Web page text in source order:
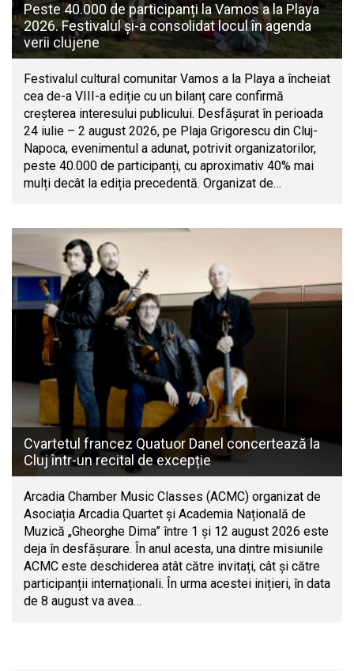
Peste 40.000 de participanți la Vamos a la Playa
2026. Festivalul și-a consolidat locul în agenda
verii clujene
Festivalul cultural comunitar Vamos a la Playa a încheiat
cea de-a VIII-a ediție cu un bilanț care confirmă
creșterea interesului publicului. Desfășurat în perioada
24 iulie – 2 august 2026, pe Plaja Grigorescu din Cluj-
Napoca, evenimentul a adunat, potrivit organizatorilor,
peste 40.000 de participanți, cu aproximativ 40% mai
mulți decât la ediția precedentă. Organizat de…
Cvartetul francez Quatuor Danel concertează la
Cluj într-un recital de excepție
Arcadia Chamber Music Classes (ACMC) organizat de
Asociația Arcadia Quartet și Academia Națională de
Muzică „Gheorghe Dima” între 1 și 12 august 2026 este
deja în desfășurare. În anul acesta, una dintre misiunile
ACMC este deschiderea atât către invitați, cât și către
participanții internaționali. În urma acestei inițieri, în data
de 8 august va avea…